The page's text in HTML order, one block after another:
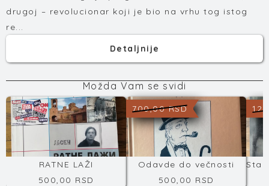
drugoj – revolucionar koji je bio na vrhu tog istog
re...
Detaljnije
Možda Vam se svidi
RATNE LAŽI
500,00 RSD
700,00 RSD
Odavde do večnosti
500,00 RSD